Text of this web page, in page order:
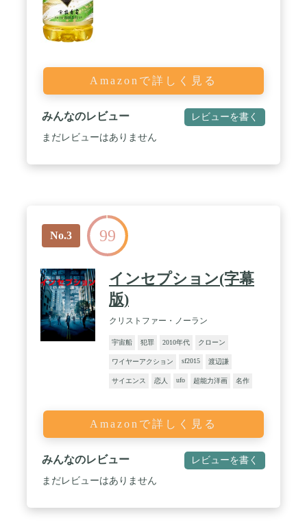
Amazonで詳しく見る
みんなのレビュー レビューを書く
まだレビューはありません
No.3 99
インセプション(字幕
版)
クリストファー・ノーラン
宇宙船 犯罪 2010年代 クローン
ワイヤーアクション sf2015 渡辺謙
サイエンス 恋人 ufo 超能力洋画 名作
Amazonで詳しく見る
みんなのレビュー レビューを書く
まだレビューはありません